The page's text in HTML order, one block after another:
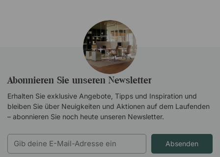
Abonnieren Sie unseren Newsletter
Erhalten Sie exklusive Angebote, Tipps und Inspiration und
bleiben Sie über Neuigkeiten und Aktionen auf dem Laufenden
– abonnieren Sie noch heute unseren Newsletter.
Absenden